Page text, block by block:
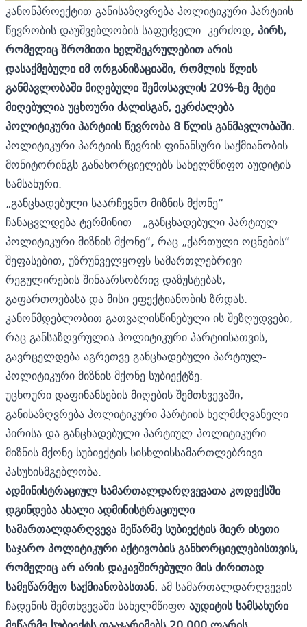
კანონპროექტით განისაზღვრება პოლიტიკური პარტიის
წევრობის დაუშვებლობის საფუძველი. კერძოდ, პირს,
რომელიც შრომითი ხელშეკრულებით არის
დასაქმებული იმ ორგანიზაციაში, რომლის წლის
განმავლობაში მიღებული შემოსავლის 20%-ზე მეტი
მიღებულია უცხოური ძალისგან, ეკრძალება
პოლიტიკური პარტიის წევრობა 8 წლის განმავლობაში.
პოლიტიკური პარტიის წევრის ფინანსური საქმიანობის
მონიტორინგს განახორციელებს სახელმწიფო აუდიტის
სამსახური.
„განცხადებული საარჩევნო მიზნის მქონე“ -
ჩანაცვლდება ტერმინით - „განცხადებული პარტიულ-
პოლიტიკური მიზნის მქონე“, რაც „ქართული ოცნების“
შეფასებით, უზრუნველყოფს სამართლებრივი
რეგულირების შინაარსობრივ დაზუსტებას,
გაფართოებასა და მისი ეფექტიანობის ზრდას.
კანონმდებლობით გათვალისწინებული ის შეზღუდვები,
რაც განსაზღვრულია პოლიტიკური პარტიისათვის,
გავრცელდება აგრეთვე განცხადებული პარტიულ-
პოლიტიკური მიზნის მქონე სუბიექტზე.
უცხოური დაფინანსების მიღების შემთხვევაში,
განისაზღვრება პოლიტიკური პარტიის ხელმძღვანელი
პირისა და განცხადებული პარტიულ-პოლიტიკური
მიზნის მქონე სუბიექტის სისხლისსამართლებრივი
პასუხისმგებლობა.
ადმინისტრაციულ სამართალდარღვევათა კოდექსში
დგინდება ახალი ადმინისტრაციული
სამართალდარღვევა მეწარმე სუბიექტის მიერ ისეთი
საჯარო პოლიტიკური აქტივობის განხორციელებისთვის,
რომელიც არ არის დაკავშირებული მის ძირითად
სამეწარმეო საქმიანობასთან. ამ სამართალდარღვევის
ჩადენის შემთხვევაში სახელმწიფო აუდიტის სამსახური